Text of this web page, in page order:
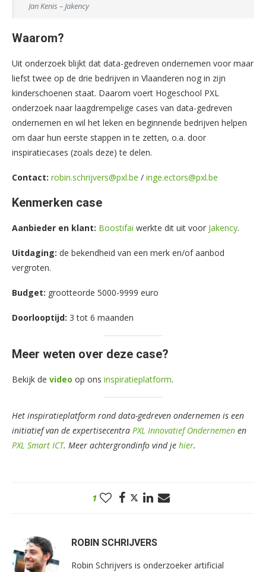
Jan Kenis – Jakency
Waarom?
Uit onderzoek blijkt dat data-gedreven ondernemen voor maar
liefst twee op de drie bedrijven in Vlaanderen nog in zijn
kinderschoenen staat. Daarom voert Hogeschool PXL
onderzoek naar laagdrempelige cases van data-gedreven
ondernemen en wil het leken en beginnende bedrijven helpen
om daar hun eerste stappen in te zetten, o.a. door
inspiratiecases (zoals deze) te delen.
Contact: robin.schrijvers@pxl.be / inge.ectors@pxl.be
Kenmerken case
Aanbieder en klant: Boostifai werkte dit uit voor Jakency.
Uitdaging: de bekendheid van een merk en/of aanbod
vergroten.
Budget: grootteorde 5000-9999 euro
Doorlooptijd: 3 tot 6 maanden
Meer weten over deze case?
Bekijk de video op ons inspiratieplatform.
Het inspiratieplatform rond data-gedreven ondernemen is een
initiatief van de expertisecentra PXL Innovatief Ondernemen en
PXL Smart ICT. Meer achtergrondinfo vind je hier.
1
ROBIN SCHRIJVERS
Robin Schrijvers is onderzoeker artificial